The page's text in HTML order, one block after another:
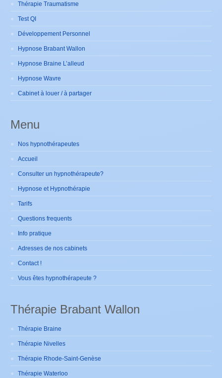
Thérapie Traumatisme
Test QI
Développement Personnel
Hypnose Brabant Wallon
Hypnose Braine L’alleud
Hypnose Wavre
Cabinet à louer / à partager
Menu
Nos hypnothérapeutes
Accueil
Consulter un hypnothérapeute?
Hypnose et Hypnothérapie
Tarifs
Questions frequents
Info pratique
Adresses de nos cabinets
Contact !
Vous êtes hypnothérapeute ?
Thérapie Brabant Wallon
Thérapie Braine
Thérapie Nivelles
Thérapie Rhode-Saint-Genèse
Thérapie Waterloo